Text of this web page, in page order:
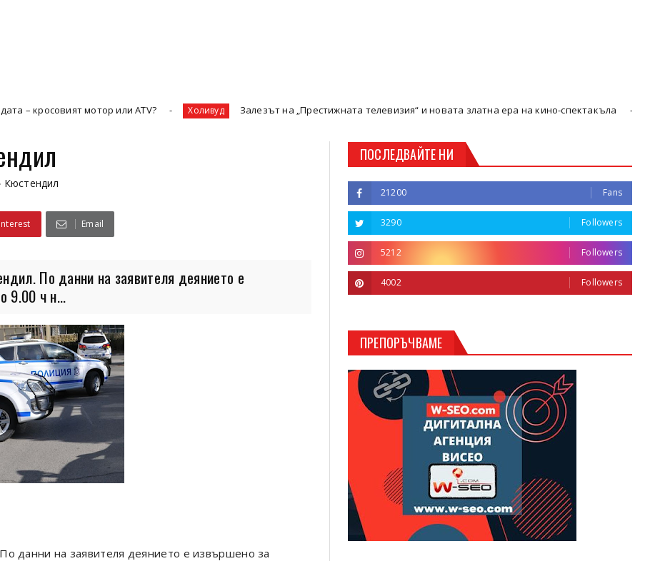
мотор или ATV? Холивуд Залезът на „Престижната телевизия“ и новата златна ера на кино-спектакъла Кюстендил
Кюстендил
Email
По данни на заявителя деянието е
9.00 ч н...
данни на заявителя деянието е извършено за
ПОСЛЕДВАЙТЕ НИ
21200 Fans
3290 Followers
5212 Followers
4002 Followers
ПРЕПОРЪЧВАМЕ